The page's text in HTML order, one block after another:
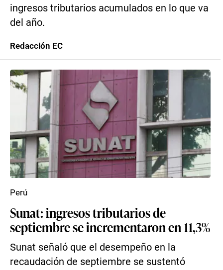
ingresos tributarios acumulados en lo que va
del año.
Redacción EC
Sunat: ingresos tributarios de
septiembre se incrementaron en 11,3%
Sunat señaló que el desempeño en la
recaudación de septiembre se sustentó
Perú